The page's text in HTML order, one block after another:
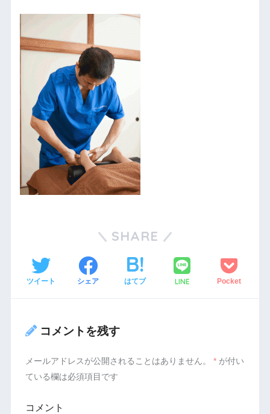
SHARE
ツイート シェア はてブ LINE Pocket
コメントを残す
メールアドレスが公開されることはありません。 *が付い
ている欄は必須項目です
コメント